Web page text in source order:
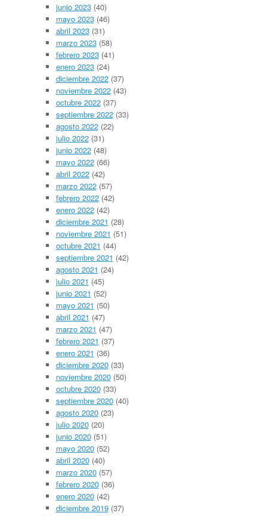
junio 2023(40)
mayo 2023(46)
abril 2023(31)
marzo 2023(58)
febrero 2023(41)
enero 2023(24)
diciembre 2022(37)
noviembre 2022(43)
octubre 2022(37)
septiembre 2022(33)
agosto 2022(22)
julio 2022(31)
junio 2022(48)
mayo 2022(66)
abril 2022(42)
marzo 2022(57)
febrero 2022(42)
enero 2022(42)
diciembre 2021 (28)
noviembre 2021 (51)
octubre 2021 (44)
septiembre 2021 (42)
agosto 2021 (24)
julio 2021 (45)
junio 2021 (52)
mayo 2021 (50)
abril 2021 (47)
marzo 2021 (47)
febrero 2021 (37)
enero 2021 (36)
diciembre 2020(33)
noviembre 2020(50)
octubre 2020(33)
septiembre 2020(40)
agosto 2020(23)
julio 2020(20)
junio 2020(51)
mayo 2020(52)
abril 2020(40)
marzo 2020(57)
febrero 2020(36)
enero 2020(42)
diciembre 2019(37)